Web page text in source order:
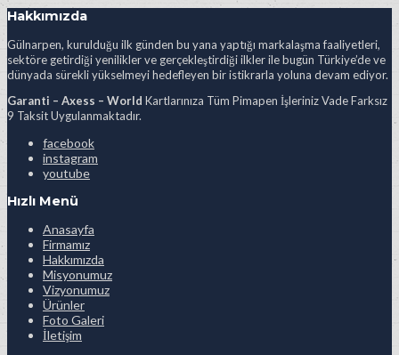
Hakkımızda
Gülnarpen, kurulduğu ilk günden bu yana yaptığı markalaşma faaliyetleri,
sektöre getirdiği yenilikler ve gerçekleştirdiği ilkler ile bugün Türkiye’de ve
dünyada sürekli yükselmeyi hedefleyen bir istikrarla yoluna devam ediyor.
Garanti – Axess – World Kartlarınıza Tüm Pimapen İşleriniz Vade Farksız
9 Taksit Uygulanmaktadır.
facebook
instagram
youtube
Hızlı Menü
Anasayfa
Firmamız
Hakkımızda
Misyonumuz
Vizyonumuz
Ürünler
Foto Galeri
İletişim